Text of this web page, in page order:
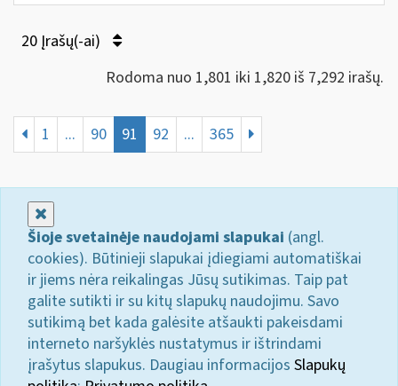
20 Įrašų(-ai)
Rodoma nuo 1,801 iki 1,820 iš 7,292 irašų.
1 ... 90 91 92 ... 365
Šioje svetainėje naudojami slapukai (angl.
cookies). Būtinieji slapukai įdiegiami automatiškai
ir jiems nėra reikalingas Jūsų sutikimas. Taip pat
galite sutikti ir su kitų slapukų naudojimu. Savo
sutikimą bet kada galėsite atšaukti pakeisdami
interneto naršyklės nustatymus ir ištrindami
įrašytus slapukus. Daugiau informacijos Slapukų